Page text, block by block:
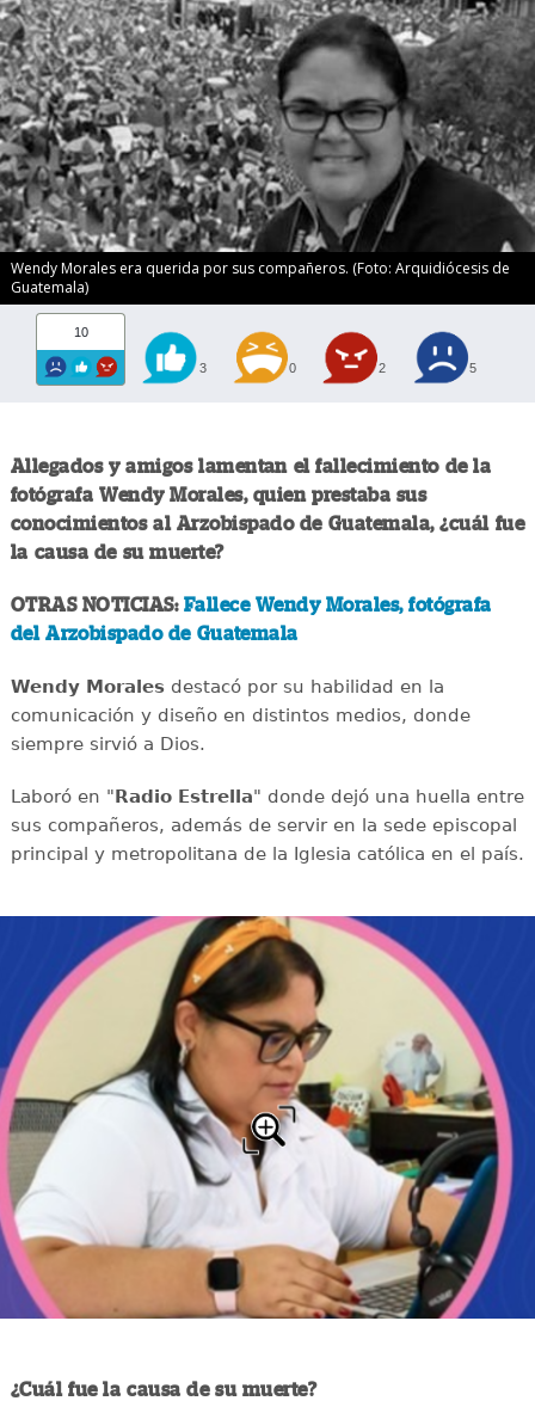
Wendy Morales era querida por sus compañeros. (Foto: Arquidiócesis de
Guatemala)
10
3 0 2 5
Allegados y amigos lamentan el fallecimiento de la
fotógrafa Wendy Morales, quien prestaba sus
conocimientos al Arzobispado de Guatemala, ¿cuál fue
la causa de su muerte?
OTRAS NOTICIAS: Fallece Wendy Morales, fotógrafa
del Arzobispado de Guatemala
Wendy Moralesdestacó por su habilidad en la
comunicación y diseño en distintos medios, donde
siempre sirvió a Dios.
Laboró en "Radio Estrella" donde dejó una huella entre
sus compañeros, además de servir en la sede episcopal
principal y metropolitana de la Iglesia católica en el país.
¿Cuál fue la causa de su muerte?